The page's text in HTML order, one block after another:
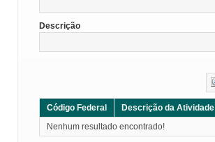
Descrição
Código Federal Descrição da Atividade
Nenhum resultado encontrado!